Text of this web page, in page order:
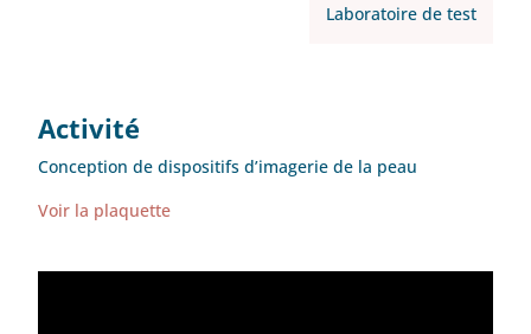
Laboratoire de test
Activité
Conception de dispositifs d’imagerie de la peau
Voir la plaquette